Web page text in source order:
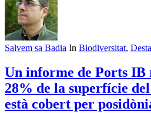
Salvem sa Badia In Biodiversitat,
Un informe de Ports IB
28% de la superfície
està cobert per